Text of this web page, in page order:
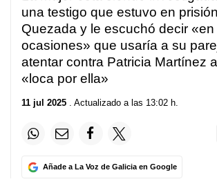
una testigo que estuvo en
Quezada y le escuchó decir
ocasiones» que usaría a su
atentar contra Patricia Martínez
«loca por ella»
11 jul 2025 . Actualizado a las 13:02 h.
Añade a La Voz de Galicia en Google